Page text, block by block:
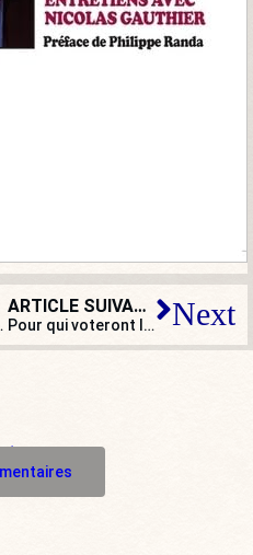
évêques
ARTICLE SUIVANT
Pour qui voteront les jeunes, le 9 juin ? Jordan Bardella écrase le paysage Next